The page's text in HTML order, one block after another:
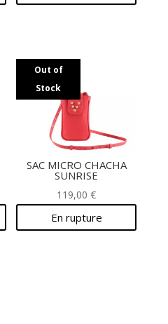
Out of
Stock
SAC MICRO CHACHA
SUNRISE
119,00€
En rupture